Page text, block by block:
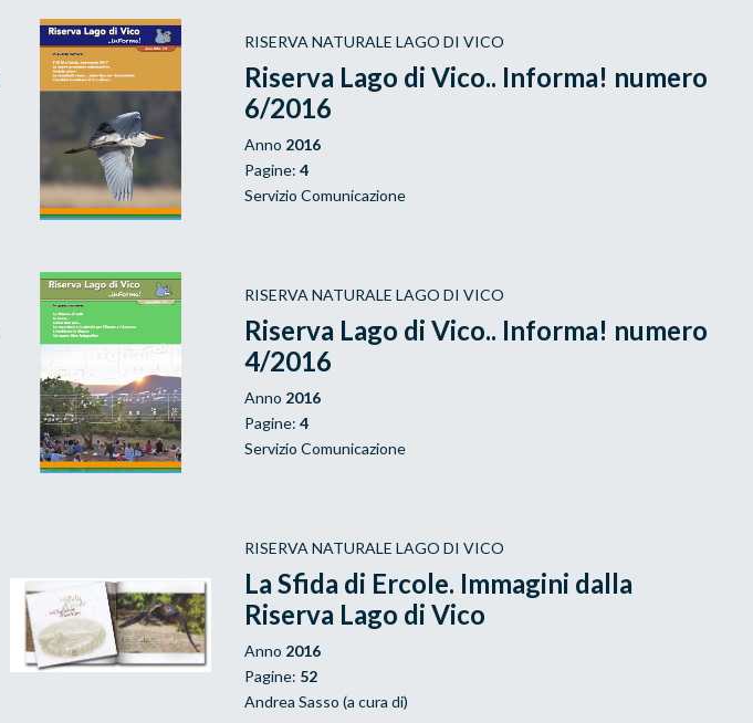
RISERVA NATURALE LAGO DI VICO
Riserva Lago di Vico.. Informa! numero
6/2016
Anno 2016
Pagine: 4
Servizio Comunicazione
RISERVA NATURALE LAGO DI VICO
Riserva Lago di Vico.. Informa! numero
4/2016
Anno 2016
Pagine: 4
Servizio Comunicazione
RISERVA NATURALE LAGO DI VICO
La Sfida di Ercole. Immagini dalla
Riserva Lago di Vico
Anno 2016
Pagine: 52
Andrea Sasso (a cura di)